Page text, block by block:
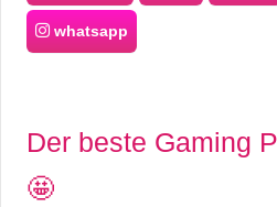
whatsapp
Der beste Gaming
🤩